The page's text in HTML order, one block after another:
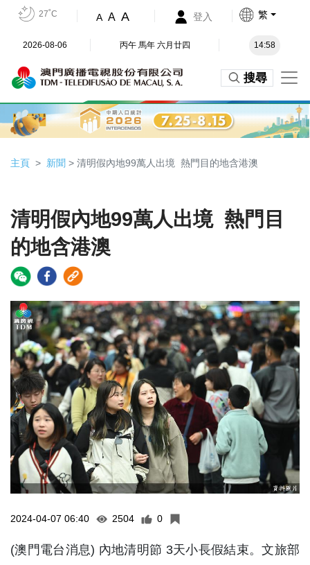
27˚C A A A 登入 繁
2026-08-06 丙午 馬年 六月廿四 14:58
搜尋
主頁 新聞 > 清明假內地99萬人出境 熱門目的地含港澳
清明假內地99萬人出境 熱門目
的地含港澳
2024-04-07 06:40 2504 0
(澳門電台消息) 內地清明節 3天小長假結束。文旅部